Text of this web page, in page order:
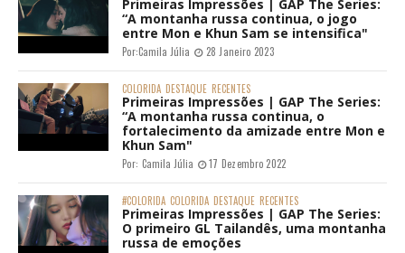
Primeiras Impressões | GAP The Series:
“A montanha russa continua, o jogo
entre Mon e Khun Sam se intensifica"
Por:Camila Júlia 28 Janeiro 2023
COLORIDA DESTAQUE RECENTES
Primeiras Impressões | GAP The Series:
“A montanha russa continua, o
fortalecimento da amizade entre Mon e
Khun Sam"
Por: Camila Júlia 17 Dezembro 2022
#COLORIDA COLORIDA DESTAQUE RECENTES
Primeiras Impressões | GAP The Series:
O primeiro GL Tailandês, uma montanha
russa de emoções